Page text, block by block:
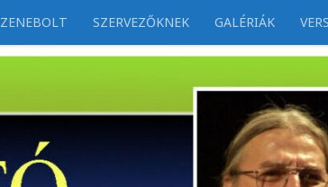
ZENEBOLT SZERVEZŐKNEK GALÉRIÁK